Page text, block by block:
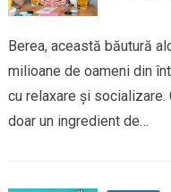
Berea, această băutură
milioane de oameni din
cu relaxare și socializare.
doar un ingredient de…